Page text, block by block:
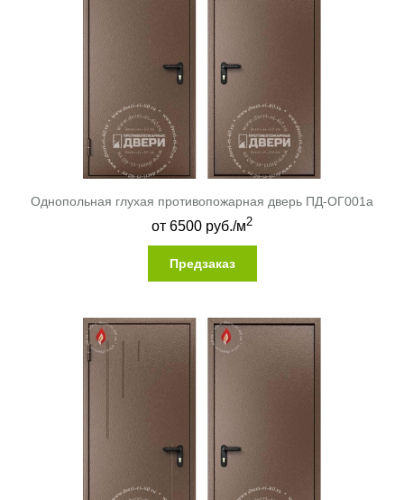
Однопольная глухая противопожарная дверь ПД-ОГ001a
от 6500руб./м2
Предзаказ